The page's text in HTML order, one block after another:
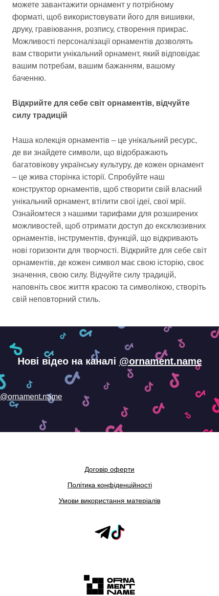
можете завантажити орнамент у потрібному
форматі, щоб використовувати його для вишивки,
друку, гравіювання, розпису, створення прикрас.
Можливості персоналізації орнаментів дозволять
вам створити унікальний орнамент, який відповідає
вашим потребам, вашим бажанням, вашому
баченню.
Відкрийте для себе світ орнаментів, відчуйте
силу традицій
Наша колекція орнаментів – це унікальний ресурс,
де ви знайдете символи, що відображають
багатовікову українську культуру, де кожен орнамент
– це жива сторінка історії. Спробуйте наш
конструктор орнаментів, щоб створити свій власний
унікальний орнамент, втілити свої ідеї, свої мрії.
Ознайомтеся з нашими тарифами для розширених
можливостей, щоб отримати доступ до ексклюзивних
орнаментів, інструментів, функцій, що відкривають
нові горизонти для творчості. Відкрийте для себе світ
орнаментів, де кожен символ має свою історію, своє
значення, свою силу. Відчуйте силу традицій,
наповніть своє життя красою та символікою, створіть
свій неповторний стиль.
Нові відео на каналі @ornament.name
@ornament.name
Договір оферти
Політика конфіденційності
Умови використання матеріалів